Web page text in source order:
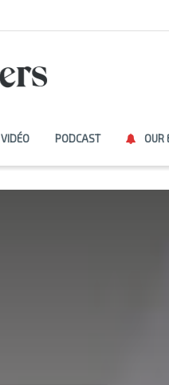
VIDÉO PODCAST OUR